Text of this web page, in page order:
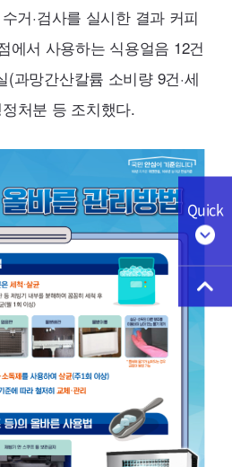
Quick
거·검사를 실시한 결과 커피
에서 사용하는 식용얼음 12건
(과망간산칼륨 소비량 9건·세
처분 등 조치했다.